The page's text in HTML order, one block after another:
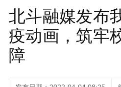
北斗融媒发布
疫动画，筑牢
障